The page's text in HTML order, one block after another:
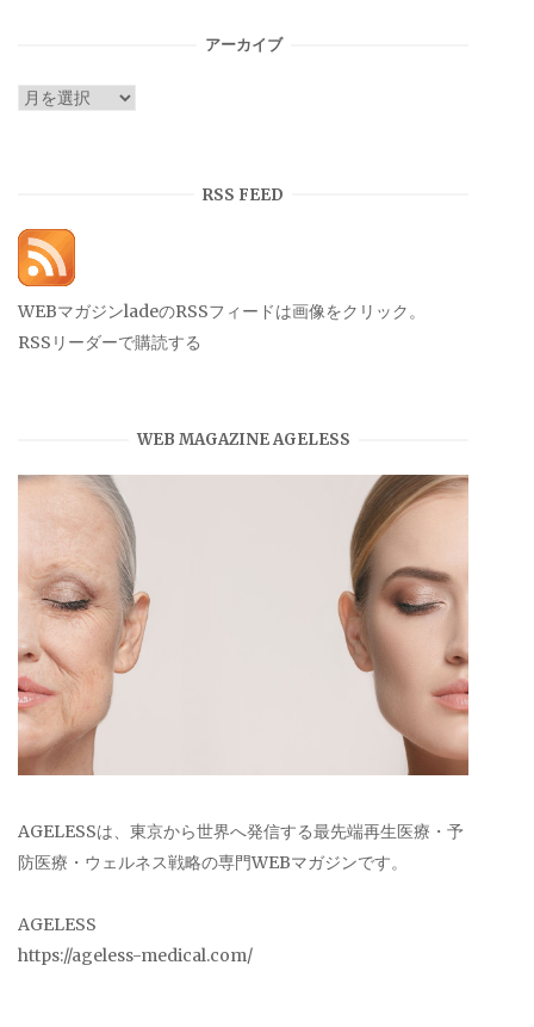
アーカイブ
ア
RSS FEED
WEBマガジンladeのRSSフィードは画像をクリック。
RSSリーダーで購読する
WEB MAGAZINE AGELESS
AGELESSは、東京から世界へ発信する最先端再生医療・予
防医療・ウェルネス戦略の専門WEBマガジンです。
AGELESS
https://ageless-medical.com/